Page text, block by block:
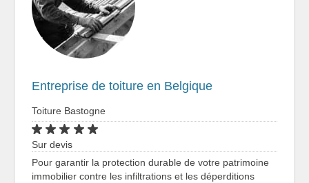
Entreprise de toiture en Belgique
Toiture Bastogne
Sur devis
Pour garantir la protection durable de votre patrimoine
immobilier contre les infiltrations et les déperditions